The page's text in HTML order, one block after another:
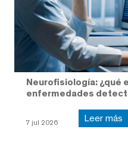
Neurofisiología: ¿qué
enfermedades
7 jul 2026 Leer más